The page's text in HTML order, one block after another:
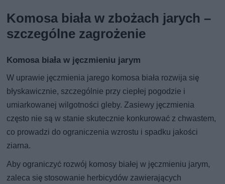
Komosa biała w zbożach jarych –
szczególne zagrożenie
Komosa biała w jęczmieniu jarym
W uprawie jęczmienia jarego komosa biała rozwija się
błyskawicznie, szczególnie przy ciepłej pogodzie i
umiarkowanej wilgotności gleby. Zasiewy jęczmienia
często nie są w stanie skutecznie konkurować z chwastem,
co prowadzi do ograniczenia wzrostu i spadku jakości
ziarna.
Aby ograniczyć rozwój komosy białej w jęczmieniu jarym,
zaleca się stosowanie herbicydów zawierających